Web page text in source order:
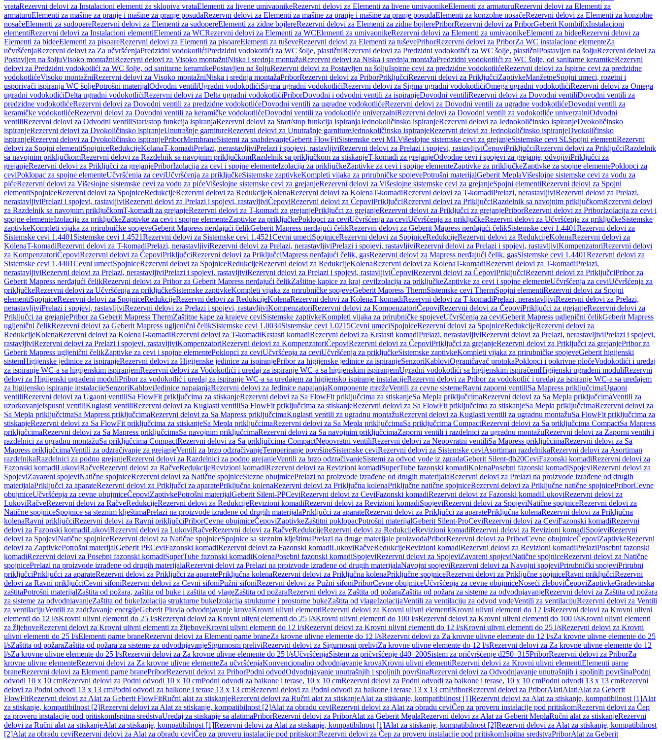
vrataRezervni delovi za Instalacioni elementi za sklopiva vrataElementi za livene umivaonikeRezervni delovi za Elementi za livene umivaonikeElementi za armaturuRezervni delovi za Elementi za
armaturuElementi za mašine za pranje i mašine za pranje posuđaRezervni delovi za Elementi za mašine za pranje i mašine za pranje posuđaElementi za konzolne nosačeRezervni delovi za Elementi za konzolne
nosačeElementi za sudopereRezervni delovi za Elementi za sudopereElementi za zidne bojlereRezervni delovi za Elementi za zidne bojlerePriborRezervni delovi za PriborGeberit KombifixInstalacioni
elementiRezervni delovi za Instalacioni elementiElementi za WCRezervni delovi za Elementi za WCElementi za umivaonikeRezervni delovi za Elementi za umivaonikeElementi za bideeRezervni delovi za
Elementi za bideeElementi za pisoareRezervni delovi za Elementi za pisoareElementi za tuševeRezervni delovi za Elementi za tuševePriborRezervni delovi za PriborZa WC instalacione elementeZa
učvršćenjaRezervni delovi za Za učvršćenjaPredzidni vodokotlićiPredzidni vodokotlići za WC šolje, plastičniRezervni delovi za Predzidni vodokotlići za WC šolje, plastičniPostavljen na šoljuRezervni delovi za
Postavljen na šoljuVisoko montažniRezervni delovi za Visoko montažniNiska i srednja montažaRezervni delovi za Niska i srednja montažaPredzidni vodokotlići za WC šolje, od sanitarne keramikeRezervni
delovi za Predzidni vodokotlići za WC šolje, od sanitarne keramikePostavljen na šoljuRezervni delovi za Postavljen na šoljuIspirne cevi za predzidne vodokotlićeRezervni delovi za Ispirne cevi za predzidne
vodokotlićeVisoko montažniRezervni delovi za Visoko montažniNiska i srednja montažaPriborRezervni delovi za PriborPriključciRezervni delovi za PriključciZaptivkeManžetneSpojni umeci, rozetni i
usporivači ispiranja WC šoljePotrošni materijalOdvodni ventiliUgradni vodokotlićiSigma ugradni vodokotlićiRezervni delovi za Sigma ugradni vodokotlićiOmega ugradni vodokotlićiRezervni delovi za Omega
ugradni vodokotlićiDelta ugradni vodokotlićiRezervni delovi za Delta ugradni vodokotlićiPriborDovodni i odvodni ventili za ispiranjeDovodni ventiliRezervni delovi za Dovodni ventiliDovodni ventili za
predzidne vodokotlićeRezervni delovi za Dovodni ventili za predzidne vodokotlićeDovodni ventili za ugradne vodokotlićeRezervni delovi za Dovodni ventili za ugradne vodokotlićeDovodni ventili za
keramičke vodokotlićeRezervni delovi za Dovodni ventili za keramičke vodokotlićeDovodni ventili za vodokotliće univerzalniRezervni delovi za Dovodni ventili za vodokotliće univerzalniOdvodni
ventiliRezervni delovi za Odvodni ventiliStart/stop funkcija ispiranjaRezervni delovi za Start/stop funkcija ispiranjaJednokoličinsko ispiranjeRezervni delovi za Jednokoličinsko ispiranjeDvokoličinsko
ispiranjeRezervni delovi za Dvokoličinsko ispiranjeUnutrašnje garnitureRezervni delovi za Unutrašnje garnitureJednokoličinsko ispiranjeRezervni delovi za Jednokoličinsko ispiranjeDvokoličinsko
ispiranjeRezervni delovi za Dvokoličinsko ispiranjePriborMembraneSistemi za snabdevanjeGeberit FlowFitSistemske cevi MLVišeslojne sistemske cevi za grejanjeSistemske cevi SLSpojni elementiRezervni
delovi za Spojni elementiSpojniceRedukcijeKolanaT-komadiPrelazi, nerastavljiviPrelazi i spojevi, rastavljiviRezervni delovi za Prelazi i spojevi, rastavljiviČepoviPriključciRezervni delovi za PriključciRazdelnik
sa navojnim priključkomRezervni delovi za Razdelnik sa navojnim priključkomRazdelnik sa priključkom za stiskanjeT-komadi za grejanjeOdvodne cevi i spojevi za grejanje, odvojiviPriključci za
grejanjeRezervni delovi za Priključci za grejanjePriborIzolacija za cevi i spojne elementeIzolacija za priključkeZaptivke za cevi i spojne elementeZaptivke za priključkeZaptivke za spojne elementePoklopci za
ceviPoklopac za spojne elementeUčvršćenja za ceviUčvršćenja za priključkeSistemske zaptivkeKompleti vijaka za prirubničke spojevePotrošni materijalGeberit MeplaVišeslojne sistemske cevi za vodu za
pićeRezervni delovi za Višeslojne sistemske cevi za vodu za pićeVišeslojne sistemske cevi za grejanjeRezervni delovi za Višeslojne sistemske cevi za grejanjeSpojni elementiRezervni delovi za Spojni
elementiSpojniceRezervni delovi za SpojniceRedukcijeRezervni delovi za RedukcijeKolenaRezervni delovi za KolenaT-komadiRezervni delovi za T-komadiPrelazi, nerastavljiviRezervni delovi za Prelazi,
nerastavljiviPrelazi i spojevi, rastavljiviRezervni delovi za Prelazi i spojevi, rastavljiviČepoviRezervni delovi za ČepoviPriključciRezervni delovi za PriključciRazdelnik sa navojnim priključkomRezervni delovi
za Razdelnik sa navojnim priključkomT-komadi za grejanjeRezervni delovi za T-komadi za grejanjePriključci za grejanjeRezervni delovi za Priključci za grejanjePriborRezervni delovi za PriborIzolacija za cevi i
spojne elementeIzolacija za priključkeZaptivke za cevi i spojne elementeZaptivke za priključkePoklopci za ceviUčvršćenja za ceviUčvršćenja za priključkeRezervni delovi za Učvršćenja za priključkeSistemske
zaptivkeKompleti vijaka za prirubničke spojeveGeberit Mapress nerđajući čelikGeberit Mapress nerđajući čelikRezervni delovi za Geberit Mapress nerđajući čelikSistemske cevi 1.4401Rezervni delovi za
Sistemske cevi 1.4401 Sistemske cevi 1.4521Rezervni delovi za Sistemske cevi 1.4521Cevni umeciSpojniceRezervni delovi za SpojniceRedukcijeRezervni delovi za RedukcijeKolenaRezervni delovi za
KolenaT-komadiRezervni delovi za T-komadiPrelazi, nerastavljiviRezervni delovi za Prelazi, nerastavljiviPrelazi i spojevi, rastavljiviRezervni delovi za Prelazi i spojevi, rastavljiviKompenzatoriRezervni delovi
za KompenzatoriČepoviRezervni delovi za ČepoviPriključciRezervni delovi za PriključciMapress nerđajući čelik, gasRezervni delovi za Mapress nerđajući čelik, gasSistemske cevi 1.4401Rezervni delovi za
Sistemske cevi 1.4401Cevni umeciSpojniceRezervni delovi za SpojniceRedukcijeRezervni delovi za RedukcijeKolenaRezervni delovi za KolenaT-komadiRezervni delovi za T-komadiPrelazi,
nerastavljiviRezervni delovi za Prelazi, nerastavljiviPrelazi i spojevi, rastavljiviRezervni delovi za Prelazi i spojevi, rastavljiviČepoviRezervni delovi za ČepoviPriključciRezervni delovi za PriključciPribor za
Geberit Mapress nerđajući čelikRezervni delovi za Pribor za Geberit Mapress nerđajući čelikZaštitne kapice za kraj ceviIzolacija za priključkeZaptivke za cevi i spojne elementeUčvršćenja za ceviUčvršćenja za
priključkeRezervni delovi za Učvršćenja za priključkeSistemske zaptivkeKompleti vijaka za prirubničke spojeveGeberit Mapress ThermSistemske cevi ThermSpojni elementiRezervni delovi za Spojni
elementiSpojniceRezervni delovi za SpojniceRedukcijeRezervni delovi za RedukcijeKolenaRezervni delovi za KolenaT-komadiRezervni delovi za T-komadiPrelazi, nerastavljiviRezervni delovi za Prelazi,
nerastavljiviPrelazi i spojevi, rastavljiviRezervni delovi za Prelazi i spojevi, rastavljiviKompenzatoriRezervni delovi za KompenzatoriČepoviRezervni delovi za ČepoviPriključci za grejanjeRezervni delovi za
Priključci za grejanjePribor za Geberit Mapress ThermZaštitne kape za krajeve ceviSistemske zaptivkeKompleti vijaka za prirubničke spojeveUčvršćenja za ceviGeberit Mapress ugljenični čelikGeberit Mapress
ugljenični čelikRezervni delovi za Geberit Mapress ugljenični čelikSistemske cevi 1.0034Sistemske cevi 1.0215Cevni umeciSpojniceRezervni delovi za SpojniceRedukcijeRezervni delovi za
RedukcijeKolenaRezervni delovi za KolenaT-komadiRezervni delovi za T-komadiKrstasti komadiRezervni delovi za Krstasti komadiPrelazi, nerastavljiviRezervni delovi za Prelazi, nerastavljiviPrelazi i spojevi,
rastavljiviRezervni delovi za Prelazi i spojevi, rastavljiviKompenzatoriRezervni delovi za KompenzatoriČepoviRezervni delovi za ČepoviPriključci za grejanjeRezervni delovi za Priključci za grejanjePribor za
Geberit Mapress ugljenični čelikZaptivke za cevi i spojne elementePoklopci za ceviUčvršćenja za ceviUčvršćenja za priključkeSistemske zaptivkeKompleti vijaka za prirubničke spojeveGeberit higijenski
sistemHigijenske jedinice za ispiranjeRezervni delovi za Higijenske jedinice za ispiranjePribor za higijenske jedinice za ispiranjeSenzoriKabloviOgraničavač protokaPoklopci i pokrivne pločeVodokotlići i uređaj
za ispiranje WC-a sa higijenskim ispiranjemRezervni delovi za Vodokotlići i uređaj za ispiranje WC-a sa higijenskim ispiranjemUgradni vodokotlići sa higijenskim ispiračemHigijenski ugrađeni moduliRezervni
delovi za Higijenski ugrađeni moduliPribor za vodokotlić i uređaj za ispiranje WC-a sa uređajem za higijensko ispiranje instalacijeRezervni delovi za Pribor za vodokotlić i uređaj za ispiranje WC-a sa uređajem
za higijensko ispiranje instalacijeSenzoriKabloviJedinice napajanjaRezervni delovi za Jedinice napajanjaKomponente mrežeVentili za cevne sistemeRavni zaporni ventiliSa Mapress priključcimaUgaoni
ventiliRezervni delovi za Ugaoni ventiliSa FlowFit priključcima za stiskanjeRezervni delovi za Sa FlowFit priključcima za stiskanjeSa Mepla priključcimaRezervni delovi za Sa Mepla priključcimaVentili za
uzorkovanjeIspusni ventiliKuglasti ventiliRezervni delovi za Kuglasti ventiliSa FlowFit priključcima za stiskanjeRezervni delovi za Sa FlowFit priključcima za stiskanjeSa Mepla priključcimaRezervni delovi za
Sa Mepla priključcimaSa Mapress priključcimaRezervni delovi za Sa Mapress priključcimaKuglasti ventili za ugradnu montažuRezervni delovi za Kuglasti ventili za ugradnu montažuSa FlowFit priključcima za
stiskanjeRezervni delovi za Sa FlowFit priključcima za stiskanjeSa Mepla priključcimaRezervni delovi za Sa Mepla priključcimaSa priključcima CompactRezervni delovi za Sa priključcima CompactSa Mapress
priključcimaRezervni delovi za Sa Mapress priključcimaSa navojnim priključcimaRezervni delovi za Sa navojnim priključcimaZaporni ventili i razdelnici za ugradnu montažuRezervni delovi za Zaporni ventili i
razdelnici za ugradnu montažuSa priključcima CompactRezervni delovi za Sa priključcima CompactNepovratni ventiliRezervni delovi za Nepovratni ventiliSa Mapress priključcimaRezervni delovi za Sa
Mapress priključcimaVentili za odzračivanje za grejanjeVentili za brzo odzračivanjeTemperiranje površineSistemske ceviRezervni delovi za Sistemske ceviAsortiman razdelnikaRezervni delovi za Asortiman
razdelnikaRazdelnici za podno grejanjeRezervni delovi za Razdelnici za podno grejanjeVentili za brzo odzračivanjeSistemi za odvod vode iz zgradaGeberit Silent-db20CeviFazonski komadiRezervni delovi za
Fazonski komadiLukoviRačveRezervni delovi za RačveRedukcijeRevizioni komadiRezervni delovi za Revizioni komadiSuperTube fazonski komadiKolenaPosebni fazonski komadiSpojeviRezervni delovi za
SpojeviZavareni spojeviNatične spojniceRezervni delovi za Natične spojniceStezne obujmicePrelazi na proizvode izrađene od drugih materijalaRezervni delovi za Prelazi na proizvode izrađene od drugih
materijalaPriključci za aparateRezervni delovi za Priključci za aparatePriključna kolenaRezervni delovi za Priključna kolenaPriključne natične spojniceRezervni delovi za Priključne natične spojnicePriborCevne
obujmiceUčvršćenja za cevne obujmiceČepoviZaptivkePotrošni materijalGeberit Silent-PPCeviRezervni delovi za CeviFazonski komadiRezervni delovi za Fazonski komadiLukoviRezervni delovi za
LukoviRačveRezervni delovi za RačveRedukcijeRezervni delovi za RedukcijeRevizioni komadiRezervni delovi za Revizioni komadiSpojeviRezervni delovi za SpojeviNatične spojniceRezervni delovi za
Natične spojniceSpojnice sa steznim klještimaPrelazi na proizvode izrađene od drugih materijalaPriključci za aparateRezervni delovi za Priključci za aparatePriključna kolenaRezervni delovi za Priključna
kolenaRavni priključciRezervni delovi za Ravni priključciPriborCevne obujmiceČepoviZaptivkeZaštitni poklopacPotrošni materijalGeberit Silent-ProCeviRezervni delovi za CeviFazonski komadiRezervni
delovi za Fazonski komadiLukoviRezervni delovi za LukoviRačveRezervni delovi za RačveRedukcijeRezervni delovi za RedukcijeRevizioni komadiRezervni delovi za Revizioni komadiSpojeviRezervni
delovi za SpojeviNatične spojniceRezervni delovi za Natične spojniceSpojnice sa steznim klještimaPrelazi na druge materijale proizvodaPriborRezervni delovi za PriborCevne obujmiceČepoviZaptivkeRezervni
delovi za ZaptivkePotrošni materijalGeberit PECeviFazonski komadiRezervni delovi za Fazonski komadiLukoviRačveRedukcijeRevizioni komadiRezervni delovi za Revizioni komadiPrelaziPosebni fazonski
komadiRezervni delovi za Posebni fazonski komadiSuperTube fazonski komadiKolenaPosebni fazonski komadiSpojeviRezervni delovi za SpojeviZavareni spojeviNatične spojniceRezervni delovi za Natične
spojnicePrelazi na proizvode izrađene od drugih materijalaRezervni delovi za Prelazi na proizvode izrađene od drugih materijalaNavojni spojeviRezervni delovi za Navojni spojeviPrirubnički spojeviPrirubni
priključciPriključci za aparateRezervni delovi za Priključci za aparatePriključna kolenaRezervni delovi za Priključna kolenaPriključne spojniceRezervni delovi za Priključne spojniceRavni priključciRezervni
delovi za Ravni priključciCevni sifoniRezervni delovi za Cevni sifoniPužni sifoniRezervni delovi za Pužni sifoniPriborCevne obujmiceUčvršćenja za cevne obujmiceNoseći žleboviČepoviZaptivkeGrađevinska
zaštitaPotrošni materijalZaštita od požara, zaštita od buke i zaštita od vlageZaštita od požaraRezervni delovi za Zaštita od požaraZaštita od požara za sisteme za odvodnjavanjeRezervni delovi za Zaštita od požara
za sisteme za odvodnjavanjeZaštita od bukeIzolacija strukturne bukeIzolacija strukturne i prostorne bukeZaštita od vlageIzolacijaVentili za ventilaciju za odvod vodeVentili za ventilacijuRezervni delovi za Ventili
za ventilacijuVentili za zadržavanje energijeGeberit Pluvia odvodnjavanje krovaKrovni ulivni elementiRezervni delovi za Krovni ulivni elementiKrovni ulivni elementi do 12 l/sRezervni delovi za Krovni ulivni
elementi do 12 l/sKrovni ulivni elementi do 25 l/sRezervni delovi za Krovni ulivni elementi do 25 l/sKrovni ulivni elementi do 100 l/sRezervni delovi za Krovni ulivni elementi do 100 l/sKrovni ulivni elementi
za žljeboveRezervni delovi za Krovni ulivni elementi za žljeboveKrovni ulivni elementi do 12 l/sRezervni delovi za Krovni ulivni elementi do 12 l/sKrovni ulivni elementi do 25 l/sRezervni delovi za Krovni
ulivni elementi do 25 l/sElementi parne braneRezervni delovi za Elementi parne braneZa krovne ulivne elemente do 12 l/sRezervni delovi za Za krovne ulivne elemente do 12 l/sZa krovne ulivne elemente do 25
l/sZaštita od požaraZaštita od požara za sisteme za odvodnjavanjeSigurnosni preliviRezervni delovi za Sigurnosni preliviZa krovne ulivne elemente do 12 l/sRezervni delovi za Za krovne ulivne elemente do 12
l/sZa krovne ulivne elemente do 25 l/sRezervni delovi za Za krovne ulivne elemente do 25 l/sUčvršćenjaSistem za pričvršćenje d40–200Sistem za pričvršćenje d250–315PriborRezervni delovi za PriborZa
krovne ulivne elementeRezervni delovi za Za krovne ulivne elementeZa učvršćenjaKonvencionalno odvodnjavanje krovaKrovni ulivni elementiRezervni delovi za Krovni ulivni elementiElementi parne
braneRezervni delovi za Elementi parne branePriborRezervni delovi za PriborPodni odvodOdvodnjavanje unutrašnjih i spoljnih površinaRezervni delovi za Odvodnjavanje unutrašnjih i spoljnih površinaPodni
odvodi 10 x 10 cmRezervni delovi za Podni odvodi 10 x 10 cmPodni odvodi za balkone i terase, 10 x 10 cmRezervni delovi za Podni odvodi za balkone i terase, 10 x 10 cmPodni odvodi 13 x 13 cmRezervni
delovi za Podni odvodi 13 x 13 cmPodni odvodi za balkone i terase 13 x 13 cmRezervni delovi za Podni odvodi za balkone i terase 13 x 13 cmPriborRezervni delovi za PriborAlatiAlatiAlat za Geberit
FlowFitRezervni delovi za Alat za Geberit FlowFitRučni alat za stiskanjeRezervni delovi za Ručni alat za stiskanjeAlat za stiskanje, kompatibilnost [1]Rezervni delovi za Alat za stiskanje, kompatibilnost [1]Alat
za stiskanje, kompatibilnost [2]Rezervni delovi za Alat za stiskanje, kompatibilnost [2]Alat za obradu ceviRezervni delovi za Alat za obradu ceviČep za proveru instalacije pod pritiskomRezervni delovi za Čep
za proveru instalacije pod pritiskomIspitna sredstvaUređaj za stiskanje sa alatimaPriborRezervni delovi za PriborAlat za Geberit MeplaRezervni delovi za Alat za Geberit MeplaRučni alat za stiskanjeRezervni
delovi za Ručni alat za stiskanjeAlat za stiskanje, kompatibilnost [1]Rezervni delovi za Alat za stiskanje, kompatibilnost [1]Alat za stiskanje, kompatibilnost [2]Rezervni delovi za Alat za stiskanje, kompatibilnost
[2]Alat za obradu ceviRezervni delovi za Alat za obradu ceviČep za proveru instalacije pod pritiskomRezervni delovi za Čep za proveru instalacije pod pritiskomIspitna sredstvaPriborAlat za Geberit